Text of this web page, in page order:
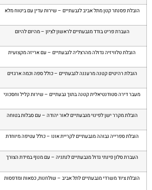
הובלת פסנתר קטן מתל אביב לגבעתיים – שירות עדין עם ביטוח מלא
העברת פריט בודד מגבעתיים לראשון לציון – מהיום להיום
הובלת טלוויזיה גדולה מהרצליה לגבעתיים – עם אריזה מקצועית
הובלת רהיטים קטנה מרעננה לגבעתיים – כולל ספה וכמה ארגזים
מעבר דירה סטודנטיאלית קטנה בתוך גבעתיים – שירות קליל וחסכוני
הובלת מקרר ישן לפינוי מגבעתיים לאור יהודה – עם סבלות בטוחה
הובלת ספרייה גבוהה מגבעתיים לקריית אונו – כולל עטיפה מיוחדת
העברת סלון פינתי גדול מגבעתיים לנתניה – עם מנוף במידת הצורך
הובלת ציוד משרדי מגבעתיים לתל אביב – שולחנות, כסאות ומדפסות